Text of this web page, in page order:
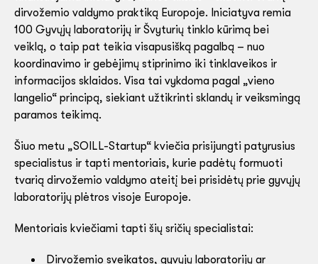
dirvožemio valdymo praktiką Europoje. Iniciatyva remia
100 Gyvųjų laboratorijų ir Švyturių tinklo kūrimą bei
veiklą, o taip pat teikia visapusišką pagalbą – nuo
koordinavimo ir gebėjimų stiprinimo iki tinklaveikos ir
informacijos sklaidos. Visa tai vykdoma pagal „vieno
langelio“ principą, siekiant užtikrinti sklandų ir veiksmingą
paramos teikimą.
Šiuo metu „SOILL-Startup“ kviečia prisijungti patyrusius
specialistus ir tapti mentoriais, kurie padėtų formuoti
tvarią dirvožemio valdymo ateitį bei prisidėtų prie gyvųjų
laboratorijų plėtros visoje Europoje.
Mentoriais kviečiami tapti šių sričių specialistai:
Dirvožemio sveikatos, gyvųjų laboratorijų ar